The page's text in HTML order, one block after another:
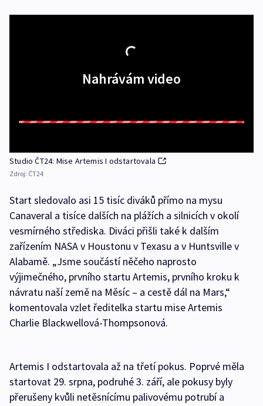
Nahrávám video
Studio ČT24: Mise Artemis I odstartovala
Zdroj: ČT24
Start sledovalo asi 15 tisíc diváků přímo na mysu
Canaveral a tisíce dalších na plážích a silnicích v okolí
vesmírného střediska. Diváci přišli také k dalším
zařízením NASA v Houstonu v Texasu a v Huntsville v
Alabamě. „Jsme součástí něčeho naprosto
výjimečného, prvního startu Artemis, prvního kroku k
návratu naší země na Měsíc – a cestě dál na Mars,“
komentovala vzlet ředitelka startu mise Artemis
Charlie Blackwellová-Thompsonová.
Artemis I odstartovala až na třetí pokus. Poprvé měla
startovat 29. srpna, podruhé 3. září, ale pokusy byly
přerušeny kvůli netěsnícímu palivovému potrubí a